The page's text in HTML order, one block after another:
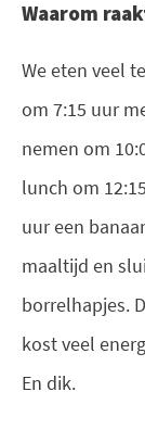
Waarom
We eten veel
om 7:15 uur
nemen om
lunch om
uur een
maaltijd en
borrelhapjes.
kost veel
En dik.